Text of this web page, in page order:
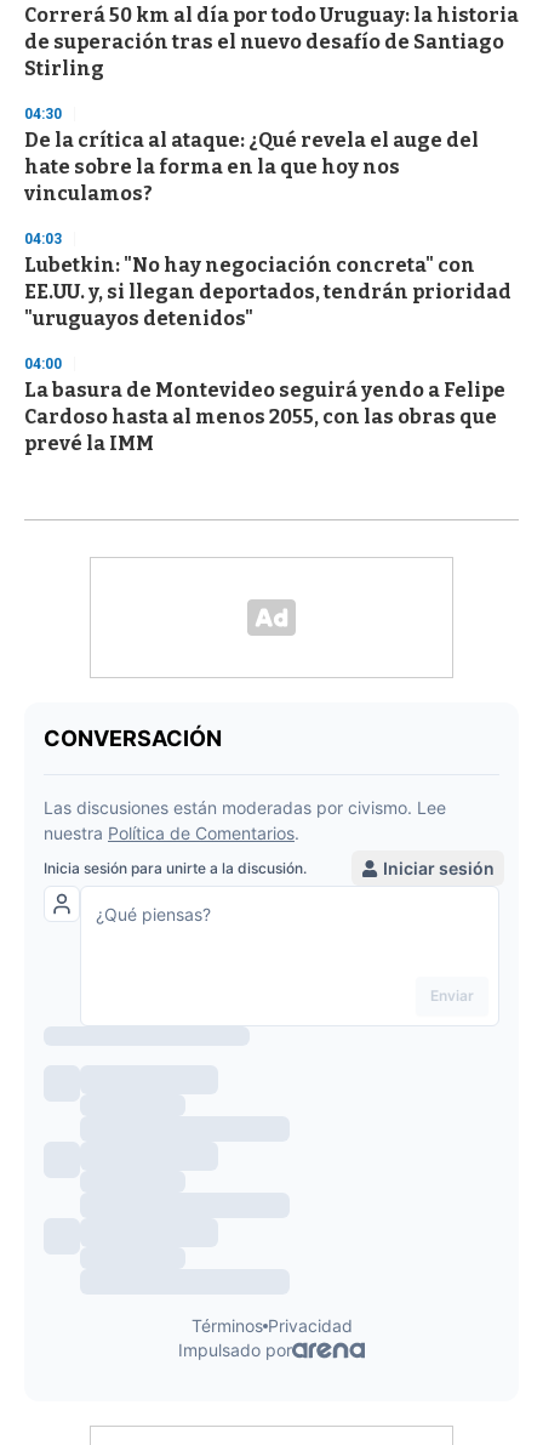
Correrá 50 km al día por todo Uruguay: la historia
de superación tras el nuevo desafío de Santiago
Stirling
04:30
De la crítica al ataque: ¿Qué revela el auge del
hate sobre la forma en la que hoy nos
vinculamos?
04:03
Lubetkin: "No hay negociación concreta" con
EE.UU. y, si llegan deportados, tendrán prioridad
"uruguayos detenidos"
04:00
La basura de Montevideo seguirá yendo a Felipe
Cardoso hasta al menos 2055, con las obras que
prevé la IMM